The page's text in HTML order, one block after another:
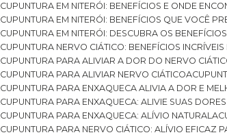
ACUPUNTURA EM NITERÓI: BENEFÍCIOS E ONDE
ACUPUNTURA EM NITERÓI: BENEFÍCIOS QUE VOCÊ
ACUPUNTURA EM NITERÓI: DESCUBRA OS
ACUPUNTURA NERVO CIÁTICO: BENEFÍCIOS
ACUPUNTURA PARA ALIVIAR A DOR DO NERVO
ACUPUNTURA PARA ALIVIAR NERVO CIÁTICO
ACUPUNTURA PARA ENXAQUECA ALIVIA A DOR E
ACUPUNTURA PARA ENXAQUECA: ALIVIE SUAS
ACUPUNTURA PARA ENXAQUECA: ALÍVIO NATURAL
ACUPUNTURA PARA NERVO CIÁTICO: ALÍVIO